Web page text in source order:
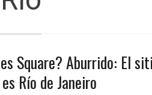
Square? Aburrido: El
Río de Janeiro